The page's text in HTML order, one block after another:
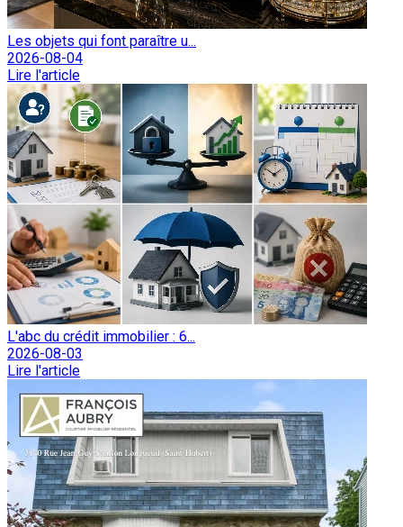
Les objets qui font paraître u...
2026-08-04
Lire l'article
L'abc du crédit immobilier : 6...
2026-08-03
Lire l'article